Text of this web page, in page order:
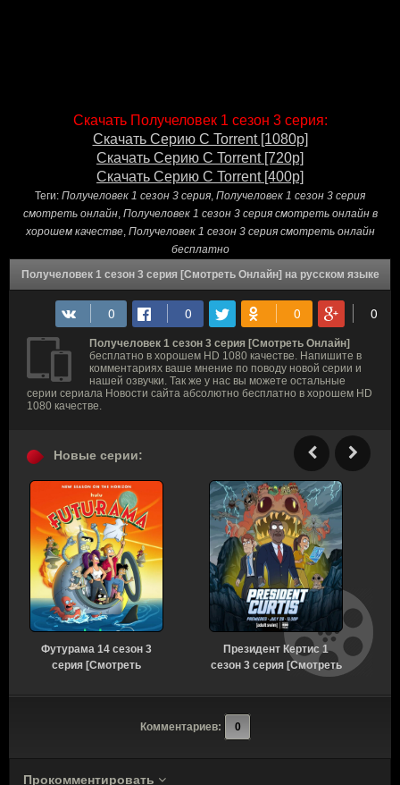
Скачать Получеловек 1 сезон 3 серия:
Скачать Серию С Torrent [1080p]
Скачать Серию С Torrent [720p]
Скачать Серию С Torrent [400p]
Теги: Получеловек 1 сезон 3 серия, Получеловек 1 сезон 3 серия
смотреть онлайн, Получеловек 1 сезон 3 серия смотреть онлайн в
хорошем качестве, Получеловек 1 сезон 3 серия смотреть онлайн
бесплатно
Получеловек 1 сезон 3 серия [Смотреть Онлайн] на русском языке
Получеловек 1 сезон 3 серия [Смотреть Онлайн]
бесплатно в хорошем HD 1080 качестве. Напишите в
комментариях ваше мнение по поводу новой серии и
нашей озвучки. Так же у нас вы можете остальные
серии сериала Новости сайта абсолютно бесплатно в хорошем HD
1080 качестве.
Новые серии:
Футурама 14 сезон 3
серия [Смотреть
Президент Кертис 1
сезон 3 серия [Смотреть
Комментариев: 0
Прокомментировать